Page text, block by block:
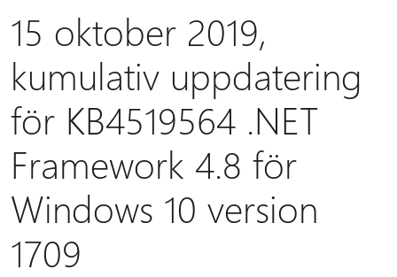
15 oktober 2019,
kumulativ uppdatering
för KB4519564 .NET
Framework 4.8 för
Windows 10 version
1709